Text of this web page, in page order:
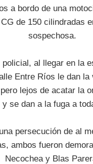
a bordo de una
de 150 cilindradas
sospechosa.
policial, al llegar en la
Entre Ríos le dan la
lejos de acatar la
y se dan a la fuga a
persecución de al
ambos fueron
Necochea y Blas